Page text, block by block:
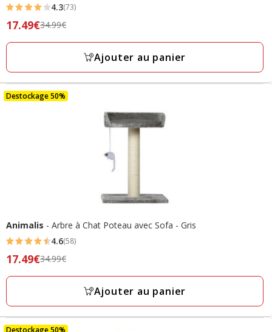
4.3
étoiles
avec
avis
4.3(73)
Prix
précédent
prix
final
17.49€
17.49€34.99€
Ajouter au panier
Destockage 50%
Animalis - Arbre à Chat Poteau avec Sofa - Gris
4.6
étoiles
avec
avis
4.6(58)
Prix
précédent
prix
final
17.49€34.99€
Ajouter au panier
Destockage 50%